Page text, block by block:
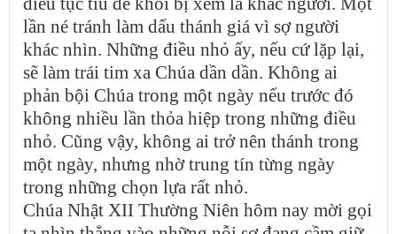
lần né tránh làm dấu thánh giá vì sợ người
khác nhìn. Những điều nhỏ ấy, nếu cứ lặp lại,
sẽ làm trái tim xa Chúa dần dần. Không ai
phản bội Chúa trong một ngày nếu trước đó
không nhiều lần thỏa hiệp trong những điều
nhỏ. Cũng vậy, không ai trở nên thánh trong
một ngày, nhưng nhờ trung tín từng ngày
trong những chọn lựa rất nhỏ.
Chúa Nhật XII Thường Niên hôm nay mời gọi